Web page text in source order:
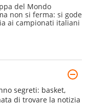
del Mondo
non si ferma: si gode
ai campionati italiani
segreti: basket,
di trovare la notizia